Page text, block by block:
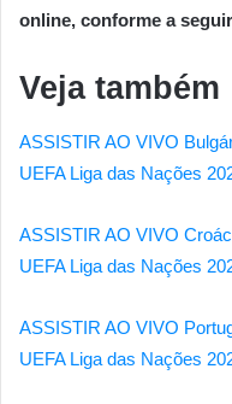
online, conforme a
Veja também
ASSISTIR AO VIVO
UEFA Liga das Nações
ASSISTIR AO VIVO
UEFA Liga das Nações
ASSISTIR AO VIVO
UEFA Liga das Nações